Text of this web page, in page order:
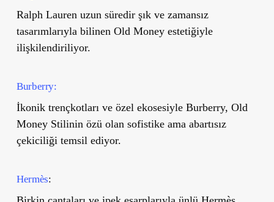
Ralph Lauren uzun süredir şık ve zamansız
tasarımlarıyla bilinen Old Money estetiğiyle
ilişkilendiriliyor.
Burberry:
İkonik trençkotları ve özel ekosesiyle Burberry, Old
Money Stilinin özü olan sofistike ama abartısız
çekiciliği temsil ediyor.
Hermès: